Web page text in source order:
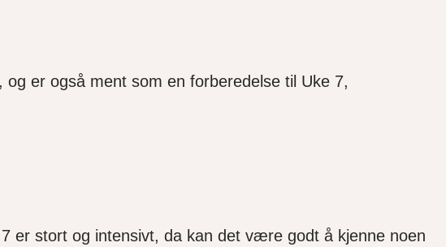
er også ment som en forberedelse til Uke 7,
er stort og intensivt, da kan det være godt å kjenne noen